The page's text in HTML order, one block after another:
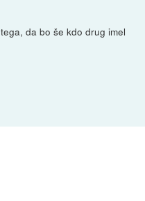
da bo še kdo drug imel